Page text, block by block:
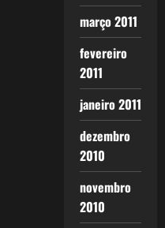
março 2011
fevereiro
2011
janeiro 2011
dezembro
2010
novembro
2010